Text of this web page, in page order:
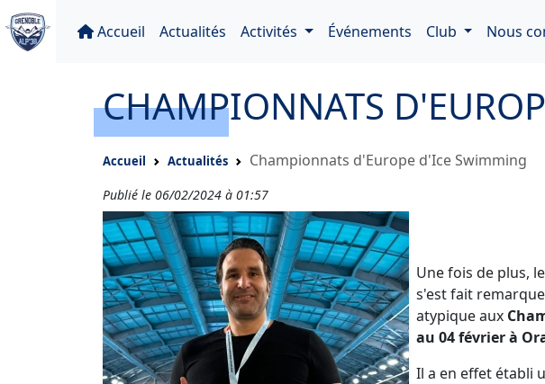
Accueil Actualités Activités Événements Club Nous
CHAMPIONNATS
Accueil Actualités Championnats d'Europe d'Ice Swimming
Publié le 06/02/2024 à 01:57
Une fois de plus,
s'est fait
atypique aux
au 04 février à
Il a en effet établi